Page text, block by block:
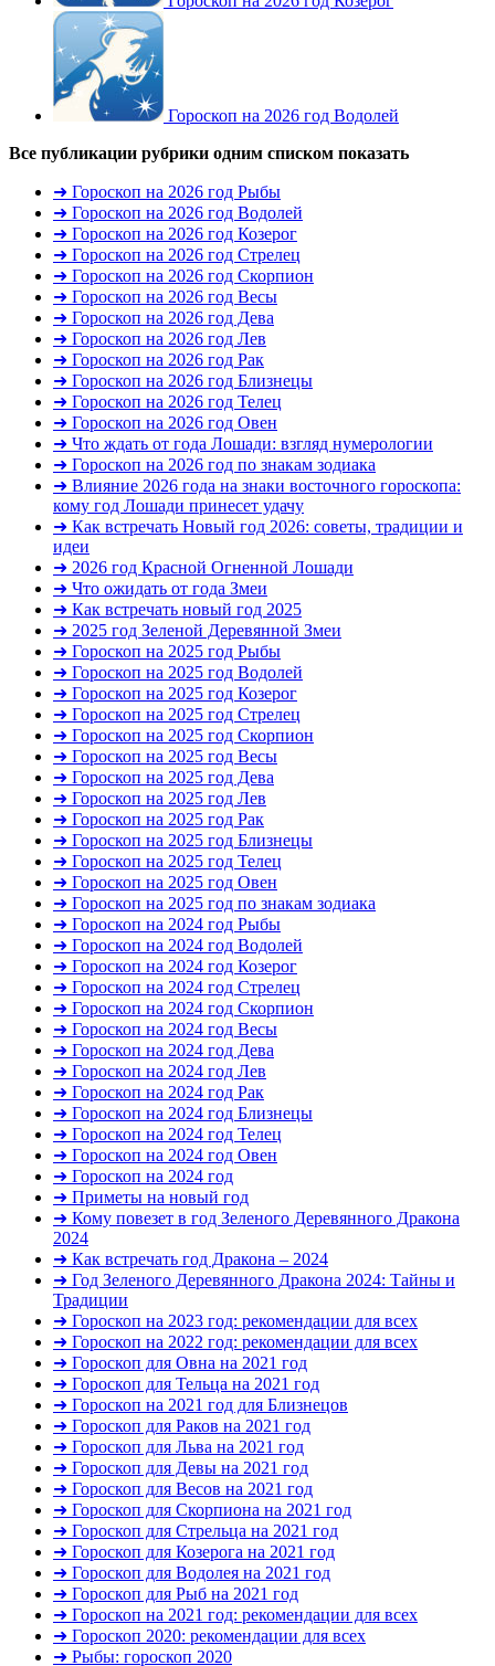
Гороскоп на 2026 год Водолей
Все публикации рубрики одним списком показать
➜ Гороскоп на 2026 год Рыбы
➜ Гороскоп на 2026 год Водолей
➜ Гороскоп на 2026 год Козерог
➜ Гороскоп на 2026 год Стрелец
➜ Гороскоп на 2026 год Скорпион
➜ Гороскоп на 2026 год Весы
➜ Гороскоп на 2026 год Дева
➜ Гороскоп на 2026 год Лев
➜ Гороскоп на 2026 год Рак
➜ Гороскоп на 2026 год Близнецы
➜ Гороскоп на 2026 год Телец
➜ Гороскоп на 2026 год Овен
➜ Что ждать от года Лошади: взгляд нумерологии
➜ Гороскоп на 2026 год по знакам зодиака
➜ Влияние 2026 года на знаки восточного гороскопа:
кому год Лошади принесет удачу
➜ Как встречать Новый год 2026: советы, традиции и
идеи
➜ 2026 год Красной Огненной Лошади
➜ Что ожидать от года Змеи
➜ Как встречать новый год 2025
➜ 2025 год Зеленой Деревянной Змеи
➜ Гороскоп на 2025 год Рыбы
➜ Гороскоп на 2025 год Водолей
➜ Гороскоп на 2025 год Козерог
➜ Гороскоп на 2025 год Стрелец
➜ Гороскоп на 2025 год Скорпион
➜ Гороскоп на 2025 год Весы
➜ Гороскоп на 2025 год Дева
➜ Гороскоп на 2025 год Лев
➜ Гороскоп на 2025 год Рак
➜ Гороскоп на 2025 год Близнецы
➜ Гороскоп на 2025 год Телец
➜ Гороскоп на 2025 год Овен
➜ Гороскоп на 2025 год по знакам зодиака
➜ Гороскоп на 2024 год Рыбы
➜ Гороскоп на 2024 год Водолей
➜ Гороскоп на 2024 год Козерог
➜ Гороскоп на 2024 год Стрелец
➜ Гороскоп на 2024 год Скорпион
➜ Гороскоп на 2024 год Весы
➜ Гороскоп на 2024 год Дева
➜ Гороскоп на 2024 год Лев
➜ Гороскоп на 2024 год Рак
➜ Гороскоп на 2024 год Близнецы
➜ Гороскоп на 2024 год Телец
➜ Гороскоп на 2024 год Овен
➜ Гороскоп на 2024 год
➜ Приметы на новый год
➜ Кому повезет в год Зеленого Деревянного Дракона
2024
➜ Как встречать год Дракона – 2024
➜ Год Зеленого Деревянного Дракона 2024: Тайны и
Традиции
➜ Гороскоп на 2023 год: рекомендации для всех
➜ Гороскоп на 2022 год: рекомендации для всех
➜ Гороскоп для Овна на 2021 год
➜ Гороскоп для Тельца на 2021 год
➜ Гороскоп на 2021 год для Близнецов
➜ Гороскоп для Раков на 2021 год
➜ Гороскоп для Льва на 2021 год
➜ Гороскоп для Девы на 2021 год
➜ Гороскоп для Весов на 2021 год
➜ Гороскоп для Скорпиона на 2021 год
➜ Гороскоп для Стрельца на 2021 год
➜ Гороскоп для Козерога на 2021 год
➜ Гороскоп для Водолея на 2021 год
➜ Гороскоп для Рыб на 2021 год
➜ Гороскоп на 2021 год: рекомендации для всех
➜ Гороскоп 2020: рекомендации для всех
➜ Рыбы: гороскоп 2020